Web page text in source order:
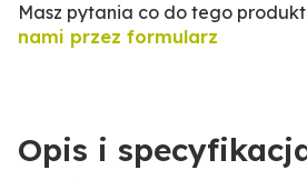
Masz pytania co do tego
nami przez formularz
Opis i